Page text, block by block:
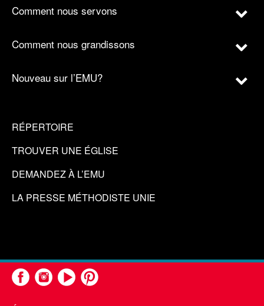
Comment nous servons
Comment nous grandissons
Nouveau sur l’EMU?
RÉPERTOIRE
TROUVER UNE ÉGLISE
DEMANDEZ À L’EMU
LA PRESSE MÉTHODISTE UNIE